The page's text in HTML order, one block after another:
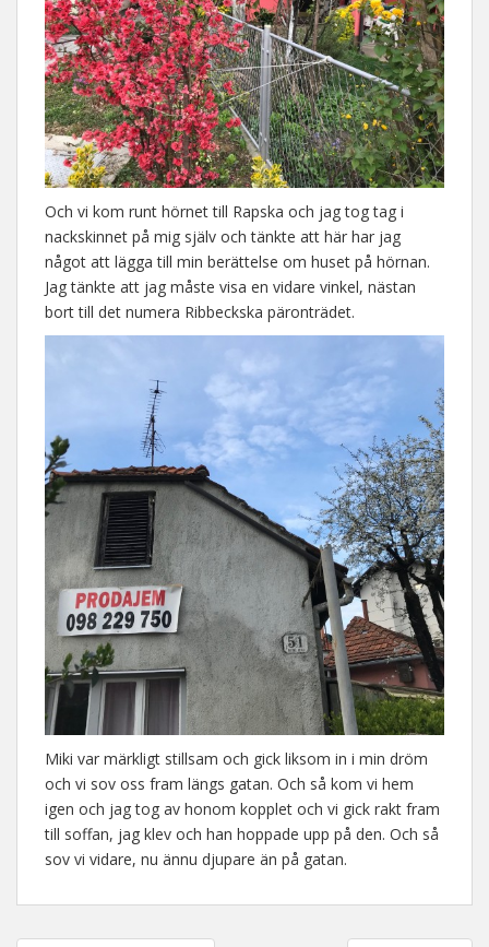
Och vi kom runt hörnet till Rapska och jag tog tag i
nackskinnet på mig själv och tänkte att här har jag
något att lägga till min berättelse om huset på hörnan.
Jag tänkte att jag måste visa en vidare vinkel, nästan
bort till det numera Ribbeckska päronträdet.
Miki var märkligt stillsam och gick liksom in i min dröm
och vi sov oss fram längs gatan. Och så kom vi hem
igen och jag tog av honom kopplet och vi gick rakt fram
till soffan, jag klev och han hoppade upp på den. Och så
sov vi vidare, nu ännu djupare än på gatan.